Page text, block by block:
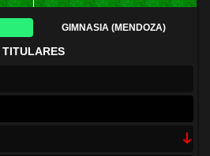
GIMNASIA (MENDOZA)
TITULARES